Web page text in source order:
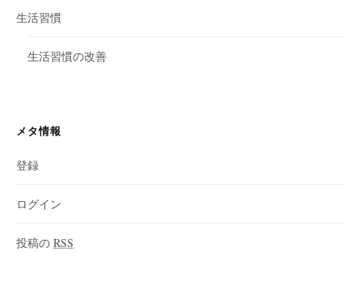
生活習慣
生活習慣の改善
メタ情報
登録
ログイン
投稿の RSS